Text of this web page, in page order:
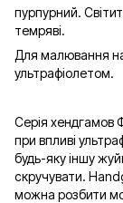
пурпурний.
темряві.
Для малювання
ультрафіолетом.
Серія хендгамов
при впливі
будь-яку іншу
скручувати.
можна розбити